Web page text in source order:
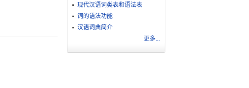
现代汉语词类表和语法表
词的语法功能
汉语词典简介
更多...